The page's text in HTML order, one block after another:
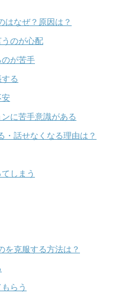
はなぜ？原因は？
のが心配
のが苦手
る
安
に苦手意識がある
・話せなくなる理由は？
しまう
を克服する方法は？
らう